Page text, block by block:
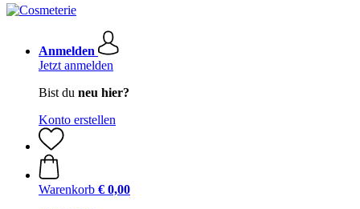
Anmelden
Jetzt anmelden
Bist du neu hier?
Konto erstellen
Warenkorb € 0,00